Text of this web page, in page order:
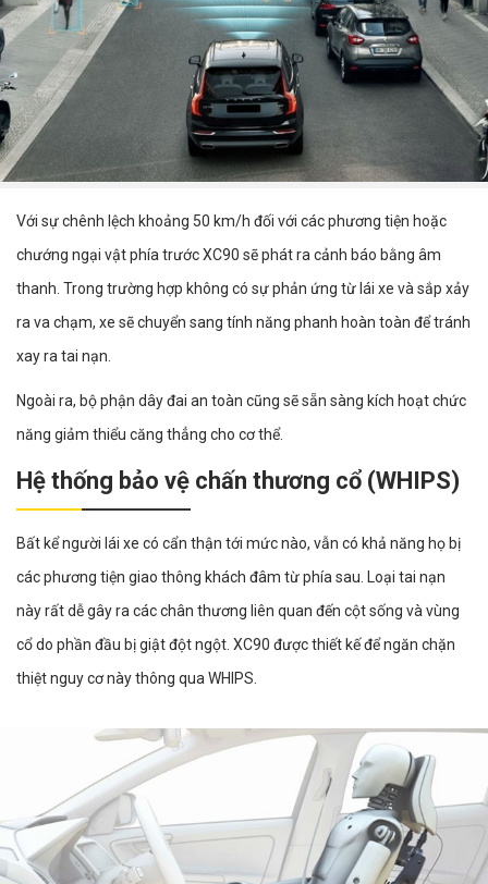
Với sự chênh lệch khoảng 50 km/h đối với các phương tiện hoặc
chướng ngại vật phía trước XC90 sẽ phát ra cảnh báo bằng âm
thanh. Trong trường hợp không có sự phản ứng từ lái xe và sắp xảy
ra va chạm, xe sẽ chuyển sang tính năng phanh hoàn toàn để tránh
xay ra tai nạn.
Ngoài ra, bộ phận dây đai an toàn cũng sẽ sẵn sàng kích hoạt chức
năng giảm thiểu căng thẳng cho cơ thể.
Hệ thống bảo vệ chấn thương cổ (WHIPS)
Bất kể người lái xe có cẩn thận tới mức nào, vẫn có khả năng họ bị
các phương tiện giao thông khách đâm từ phía sau. Loại tai nạn
này rất dễ gây ra các chân thương liên quan đến cột sống và vùng
cổ do phần đầu bị giật đột ngột. XC90 được thiết kế để ngăn chặn
thiệt nguy cơ này thông qua WHIPS.